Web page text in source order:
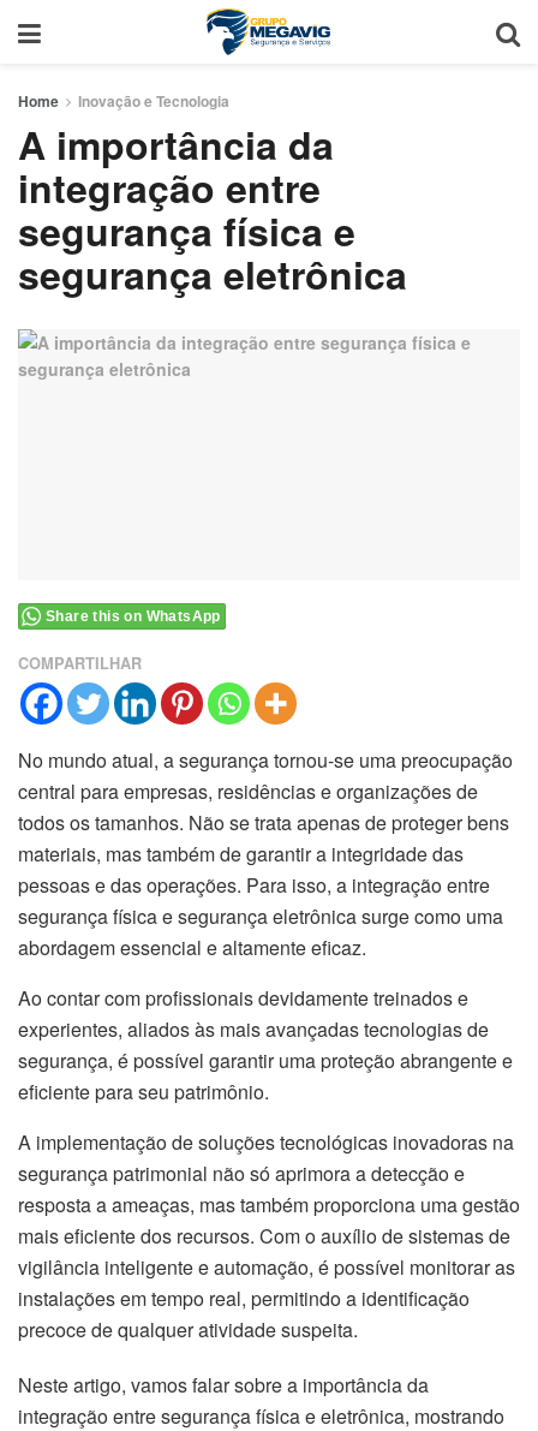
Home Inovação e Tecnologia
A importância da
integração entre
segurança física e
segurança eletrônica
Share this on WhatsApp
COMPARTILHAR
No mundo atual, a segurança tornou-se uma preocupação
central para empresas, residências e organizações de
todos os tamanhos. Não se trata apenas de proteger bens
materiais, mas também de garantir a integridade das
pessoas e das operações. Para isso, a integração entre
segurança física e segurança eletrônica surge como uma
abordagem essencial e altamente eficaz.
Ao contar com profissionais devidamente treinados e
experientes, aliados às mais avançadas tecnologias de
segurança, é possível garantir uma proteção abrangente e
eficiente para seu patrimônio.
A implementação de soluções tecnológicas inovadoras na
segurança patrimonial não só aprimora a detecção e
resposta a ameaças, mas também proporciona uma gestão
mais eficiente dos recursos. Com o auxílio de sistemas de
vigilância inteligente e automação, é possível monitorar as
instalações em tempo real, permitindo a identificação
precoce de qualquer atividade suspeita.
Neste artigo, vamos falar sobre a importância da
integração entre segurança física e eletrônica, mostrando